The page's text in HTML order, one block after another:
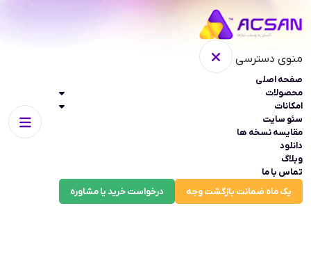
منوی دسترسی
صفحه اصلی
محصولات
امکانات
سئو سایت
مقایسه نسخه ها
دانلود
وبلاگ
تماس با ما
یک ماه ضمانت بازگشت وجه
درخواست خرید یا مشاوره